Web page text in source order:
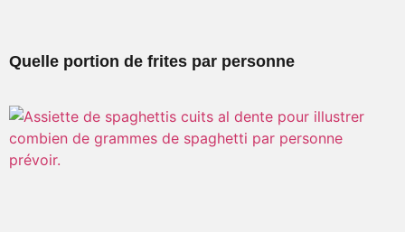
Quelle portion de frites par personne